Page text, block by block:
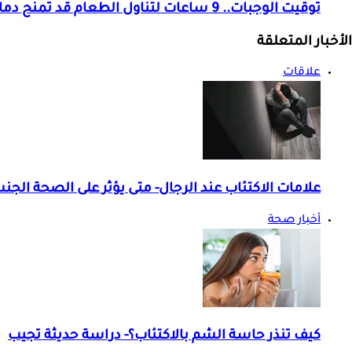
توقيت الوجبات.. 9 ساعات لتناول الطعام قد تمنح دماغك هذه الفوائد
الأخبار المتعلقة
علاقات
علامات الاكتئاب عند الرجال- متى يؤثر على الصحة
أخبار صحة
كيف تنذر حاسة الشم بالاكتئاب؟- دراسة حديثة تجيب